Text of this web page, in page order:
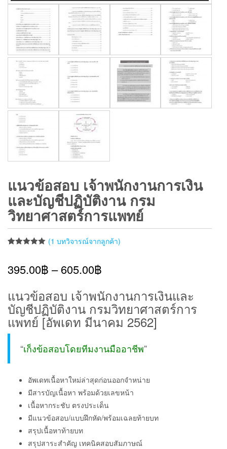
แนวข้อสอบ เจ้าพนักงานการเงิน
และบัญชีปฏิบัติงาน กรม
วิทยาศาสตร์การแพทย์
คะแนนเต็ม
บนการให้
(1 บทวิจารณ์จากลูกค้า)
395.00฿ –605.00฿
แนวข้อสอบ เจ้าพนักงานการเงินและ
บัญชีปฏิบัติงาน กรมวิทยาศาสตร์การ
แพทย์ [อัพเดท มีนาคม 2562]
“เก็งข้อสอบโดยทีมงานมืออาชีพ”
อัพเดทเนื้อหาใหม่ล่าสุดก่อนออกจำหน่าย
มีสารบัญเนื้อหา พร้อมด้วยเลขหน้า
เนื้อหากระชับ ตรงประเด็น
มีแนวข้อสอบ/แบบฝึกหัด/พร้อมเฉลยท้ายบท
สรุปเนื้อหาท้ายบท
สรุปสาระสำคัญ เทคนิคสอบสัมภาษณ์